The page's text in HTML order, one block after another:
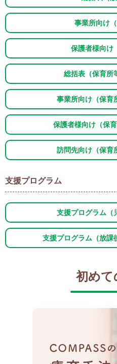
事業所向け（
保護者様向け
総括表（保育所
事業所向け（保育
保護者様向け（保
訪問先向け（保育
支援プログラム
支援プログラム（
支援プログラム（放課
初めて